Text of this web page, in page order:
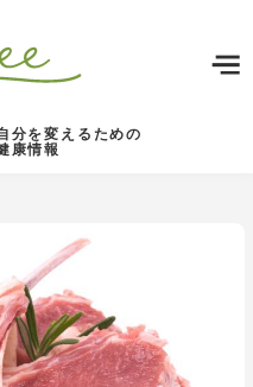
分を変えるための
康情報